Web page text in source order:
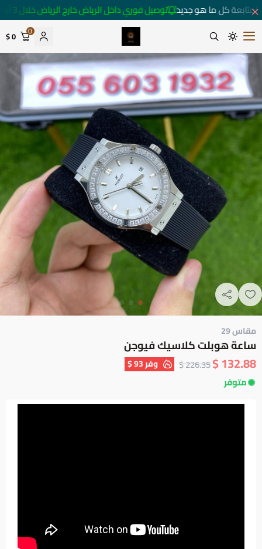
كل ما هو جديد توصيل فوري داخل الرياض خارج الرياض خلال 3 أيام 🚚
متجر ساعات رومانس
0
0 $
مقاس 29
ساعة هوبلت كلاسيك فيوجن
132.88 $
226.35 $ وفر93 $
متوفر